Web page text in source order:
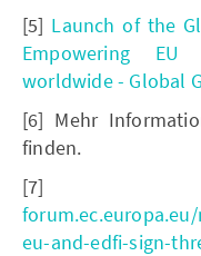
[5] Launch of the
Empowering EU
worldwide - Global
[6] Mehr
finden.
eu-and-edfi-sign-